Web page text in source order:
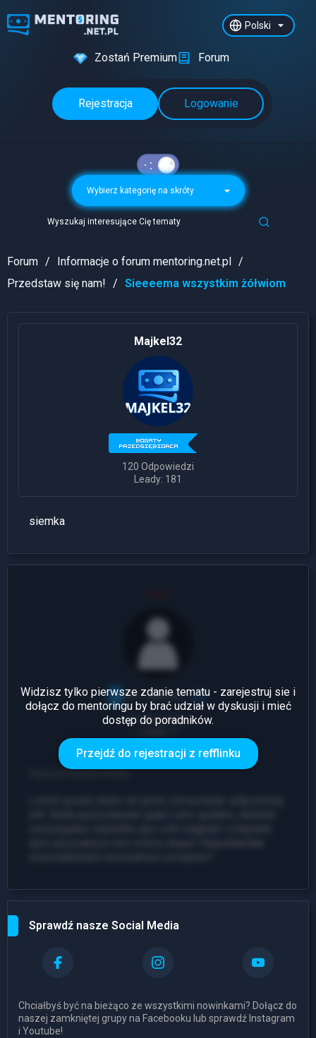
Polski
Zostań Premium Forum
Rejestracja Logowanie
Wybierz kategorię na skróty
Wyszukaj interesujące Cię tematy
Forum
Informacje o forum mentoring.net.pl
Przedstaw się nam!
Sieeeema wszystkim żółwiom
Majkel32
120 Odpowiedzi
Leady: 181
siemka
1 Odpowiedź
Widzisz tylko pierwsze zdanie tematu - zarejestruj sie i
dołącz do mentoringu by brać udział w dyskusji i mieć
dostęp do poradników.
Przejdź do rejestracji z refflinku
Sprawdź nasze Social Media
Chciałbyś być na bieżąco ze wszystkimi nowinkami? Dołącz do
naszej zamkniętej grupy na Facebooku lub sprawdź Instagram
i Youtube!